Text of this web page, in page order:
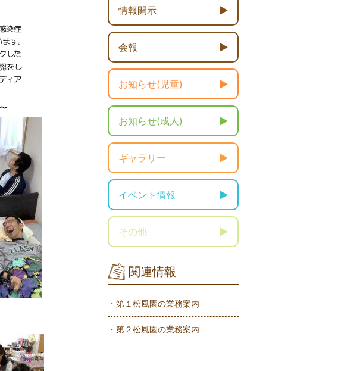
情報開示
会報
お知らせ(児童)
お知らせ(成人)
ギャラリー
イベント情報
その他
関連情報
・第１松風園の業務案内
・第２松風園の業務案内